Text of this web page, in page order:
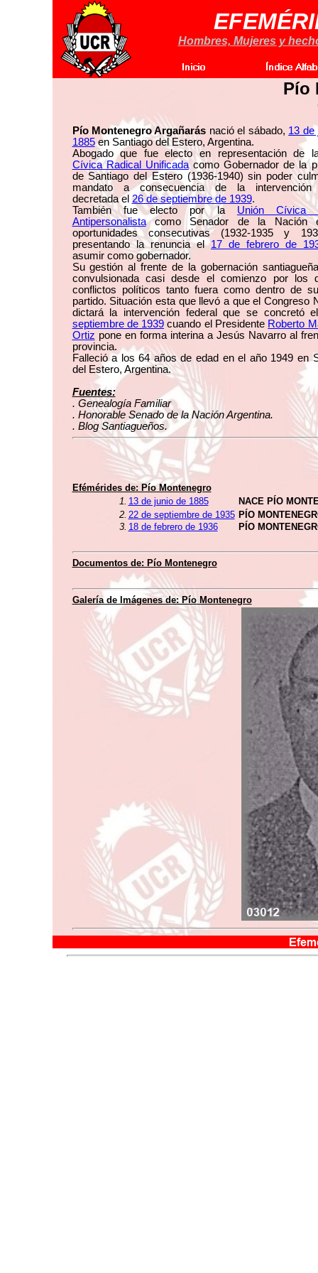
Hombres, Mujeres y
Pío
Pío Montenegro Argañarás nació el sábado, 13 de
1885en Santiago del Estero, Argentina.
Abogado que fue electo en representación de
Cívica Radical Unificadacomo Gobernador de la
de Santiago del Estero (1936-1940) sin poder
mandato a consecuencia de la intervención
decretada el 26 de septiembre de 1939.
También fue electo por la Unión Cívica
Antipersonalistacomo Senador de la Nación
oportunidades consecutivas (1932-1935 y
presentando la renuncia el17 de febrero de
asumir como gobernador.
Su gestión al frente de la gobernación
convulsionada casi desde el comienzo por los
conflictos políticos tanto fuera como dentro de
partido. Situación esta que llevó a que el Congreso
dictará la intervención federal que se concretó
septiembre de 1939 cuando el Presidente Roberto
Ortiz pone en forma interina a Jesús Navarro al
provincia.
Falleció a los 64 años de edad en el año 1949 en
del Estero, Argentina.
Fuentes:
. Genealogía Familiar
. Honorable Senado de la Nación Argentina.
. Blog Santiagueños.
Efémérides de: Pío Montenegro
1. 13 de junio de 1885
NACE PÍO
2. 22 de septiembre de 1935 PÍO
3. 18 de febrero de 1936 PÍO
Documentos de: Pío Montenegro
Galería de Imágenes de: Pío Montenegro